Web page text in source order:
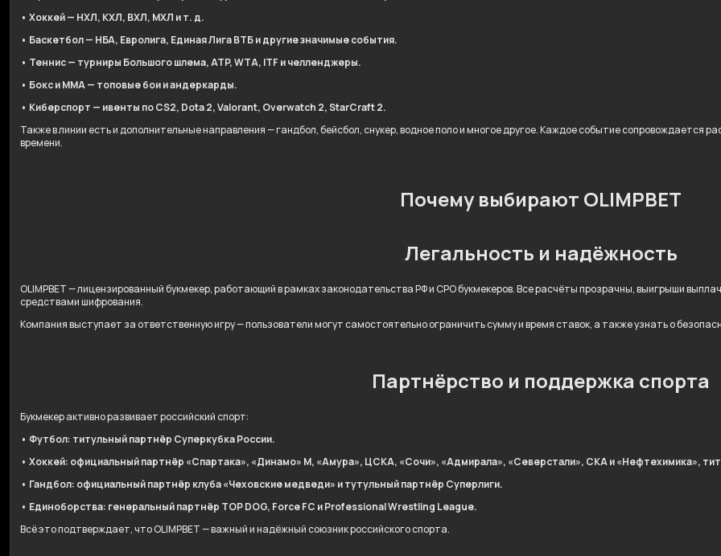
• Хоккей — НХЛ, КХЛ, ВХЛ, МХЛ и т. д.
• Баскетбол — НБА, Евролига, Единая Лига ВТБ и другие значимые события.
• Теннис — турниры Большого шлема, ATP, WTA, ITF и челленджеры.
• Бокс и ММА — топовые бои и андеркарды.
• Киберспорт — ивенты по CS2, Dota 2, Valorant, Overwatch 2, StarCraft 2.
Также в линии есть и дополнительные направления — гандбол, бейсбол, снукер, водное поло и многое другое. Каждое событие сопровождается
времени.
Почему выбирают OLIMPBET
Легальность и надёжность
OLIMPBET — лицензированный букмекер, работающий в рамках законодательства РФ и СРО букмекеров. Все расчёты прозрачны, выигрыши
средствами шифрования.
Компания выступает за ответственную игру — пользователи могут самостоятельно ограничить сумму и время ставок, а также узнать о
Партнёрство и поддержка спорта
Букмекер активно развивает российский спорт:
• Футбол: титульный партнёр Суперкубка России.
• Хоккей: официальный партнёр «Спартака», «Динамо» М, «Амура», ЦСКА, «Сочи», «Адмирала», «Северстали», СКА и «Нефтехимика»,
• Гандбол: официальный партнёр клуба «Чеховские медведи» и тутульный партнёр Суперлиги.
• Единоборства: генеральный партнёр TOP DOG, Force FC и Professional Wrestling League.
Всё это подтверждает, что OLIMPBET — важный и надёжный союзник российского спорта.